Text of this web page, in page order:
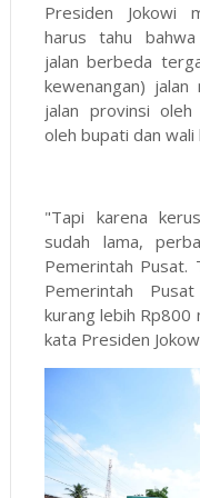
Presiden Jokowi
harus tahu bahwa
jalan berbeda
kewenangan)
jalan provinsi
oleh bupati dan wali
"Tapi karena
sudah lama,
Pemerintah Pusat.
Pemerintah
kurang lebih Rp800
kata Presiden